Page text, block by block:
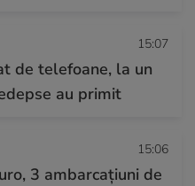
15:07
de telefoane, la un
au primit
15:06
3 ambarcaţiuni de